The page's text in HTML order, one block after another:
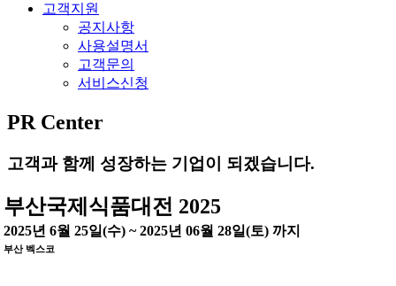
고객지원
공지사항
사용설명서
고객문의
서비스신청
PR Center
고객과 함께 성장하는 기업이 되겠습니다.
부산국제식품대전 2025
2025년 6월 25일(수) ~ 2025년 06월 28일(토) 까지
부산 벡스코